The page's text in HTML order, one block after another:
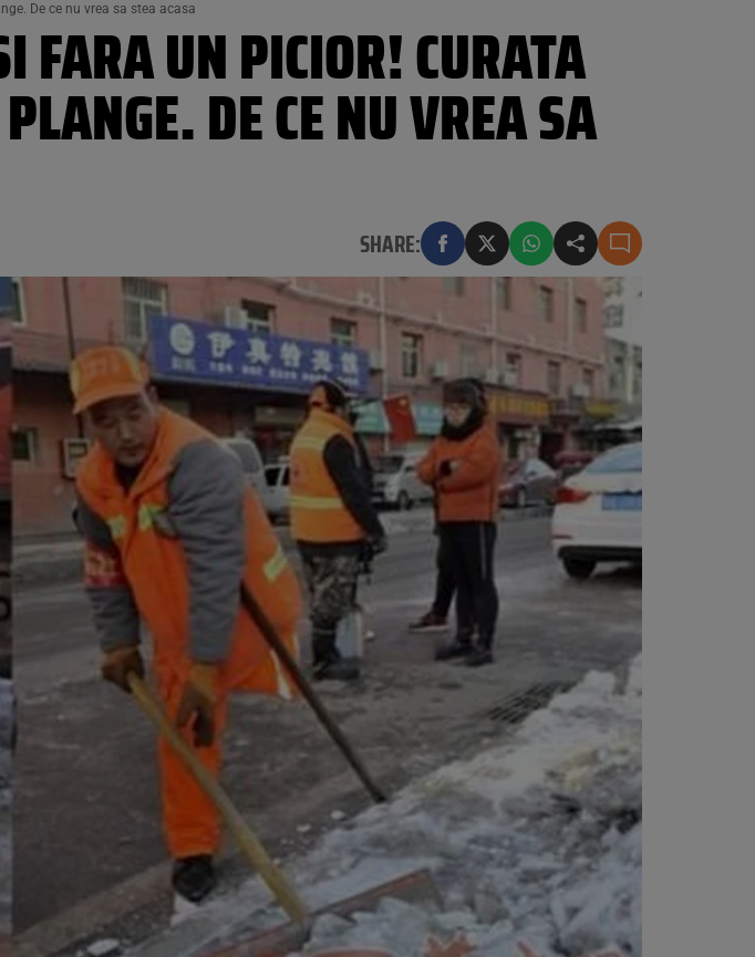
De ce nu vrea sa stea acasa
UN PICIOR! CURATA
DE CE NU VREA SA
SHARE: